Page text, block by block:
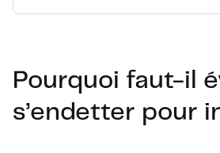
Pourquoi faut-il
s’endetter pour